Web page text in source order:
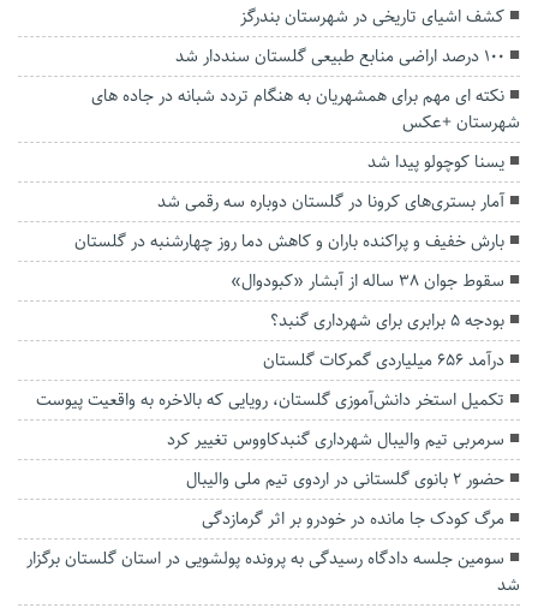
کشف اشیای تاریخی در شهرستان بندرگز
۱۰۰ درصد اراضی منابع طبیعی گلستان سنددار شد
نکته ای مهم برای همشهریان به هنگام تردد شبانه در جاده های
شهرستان +عکس
یسنا کوچولو پیدا شد
آمار بستری‌های کرونا در گلستان دوباره سه رقمی شد
بارش خفیف و پراکنده باران و کاهش دما روز چهارشنبه در گلستان
سقوط جوان ۳۸ ساله از آبشار «کبودوال»
بودجه ۵ برابری برای شهرداری گنبد؟
درآمد ۶۵۶ میلیاردی گمرکات گلستان
تکمیل استخر دانش‌آموزی گلستان، رویایی که بالاخره به واقعیت پیوست
سرمربی تیم والیبال شهرداری گنبدکاووس تغییر کرد
حضور ۲ بانوی گلستانی در اردوی تیم ملی والیبال
مرگ کودک جا مانده در خودرو بر اثر گرمازدگی
سومین جلسه دادگاه رسیدگی به پرونده پولشویی در استان گلستان برگزار
شد